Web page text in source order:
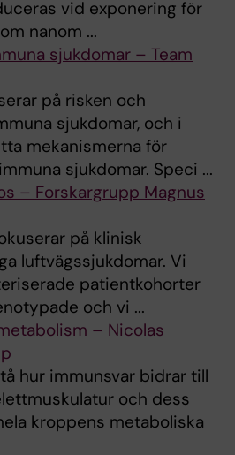
vid exponering för
nanom ...
sjukdomar – Team
på risken och
sjukdomar, och i
mekanismerna för
sjukdomar. Speci ...
– Forskargrupp Magnus
på klinisk
luftvägssjukdomar. Vi
patientkohorter
och vi ...
– Nicolas
hur immunsvar bidrar till
och dess
kroppens metaboliska